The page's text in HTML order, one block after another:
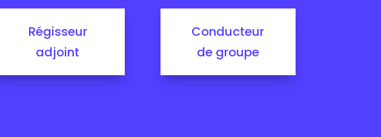
Régisseur
adjoint
Conducteur
de groupe